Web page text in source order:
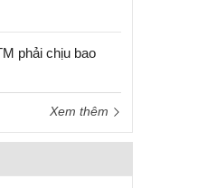
phải chịu bao
Xem thêm